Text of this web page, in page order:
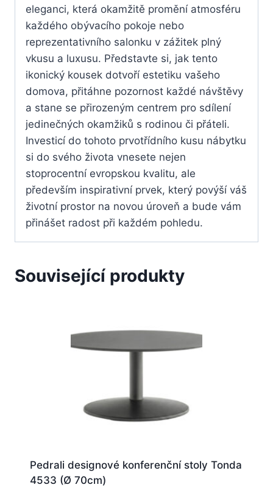
eleganci, která okamžitě promění atmosféru
každého obývacího pokoje nebo
reprezentativního salonku v zážitek plný
vkusu a luxusu. Představte si, jak tento
ikonický kousek dotvoří estetiku vašeho
domova, přitáhne pozornost každé návštěvy
a stane se přirozeným centrem pro sdílení
jedinečných okamžiků s rodinou či přáteli.
Investicí do tohoto prvotřídního kusu nábytku
si do svého života vnesete nejen
stoprocentní evropskou kvalitu, ale
především inspirativní prvek, který povýší váš
životní prostor na novou úroveň a bude vám
přinášet radost při každém pohledu.
Související produkty
Pedrali designové konferenční stoly Tonda
4533 (Ø 70cm)